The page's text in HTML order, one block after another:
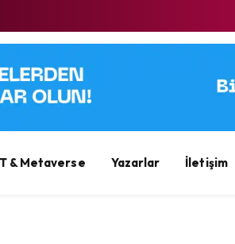
& Metaverse Yazarlar İletişim